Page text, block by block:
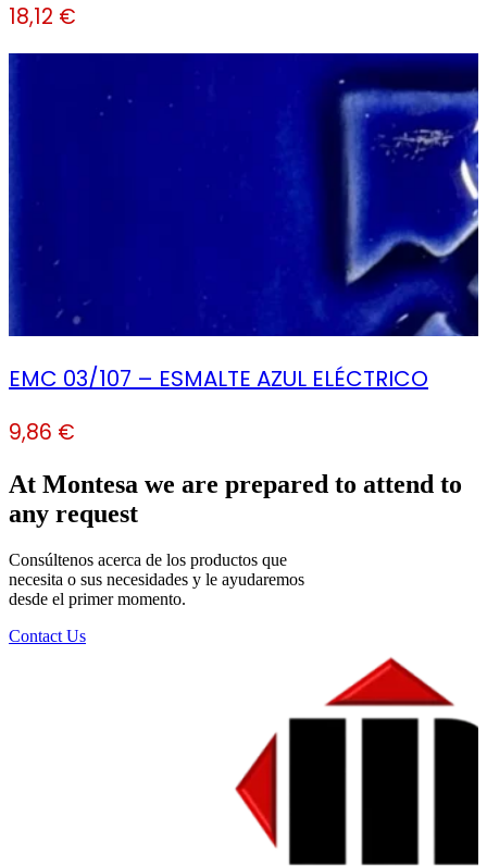
18,12 €
EMC 03/107 – ESMALTE AZUL ELÉCTRICO
9,86 €
At Montesa we are prepared to attend to
any request
Consúltenos acerca de los productos que
necesita o sus necesidades y le ayudaremos
desde el primer momento.
Contact Us